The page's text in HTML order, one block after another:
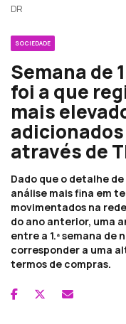
DR
SOCIEDADE
Semana de
foi a que
mais
através de
Dado que o detalhe
análise mais fina em
movimentados na
do ano anterior, uma
entre a 1.ª semana de
corresponder a uma
termos de compras.